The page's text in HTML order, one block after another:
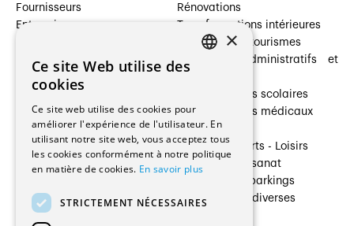
Fournisseurs
Entreprises
Architectes paysagistes
Architectes d'intérieur
Entreprises générales
Ingénieurs et mandataires
Fabricants / Fournisseurs
Régies immobilières
Gestion PPE
Rénovations
Transformations intérieures
Hôtelleries et tourismes
Bâtiments administratifs et
Établissements scolaires
Établissements médicaux
Villas
Cultures - Sports - Loisirs
Industrie - Artisanat
Transports et parkings
Constructions diverses
×
Ce site Web utilise des
cookies
Ce site web utilise des cookies pour
améliorer l'expérience de l'utilisateur. En
utilisant notre site web, vous acceptez tous
les cookies conformément à notre politique
en matière de cookies. En savoir plus
STRICTEMENT NÉCESSAIRES